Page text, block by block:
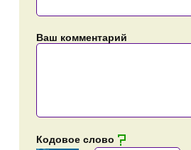
Ваш комментарий
Кодовое слово